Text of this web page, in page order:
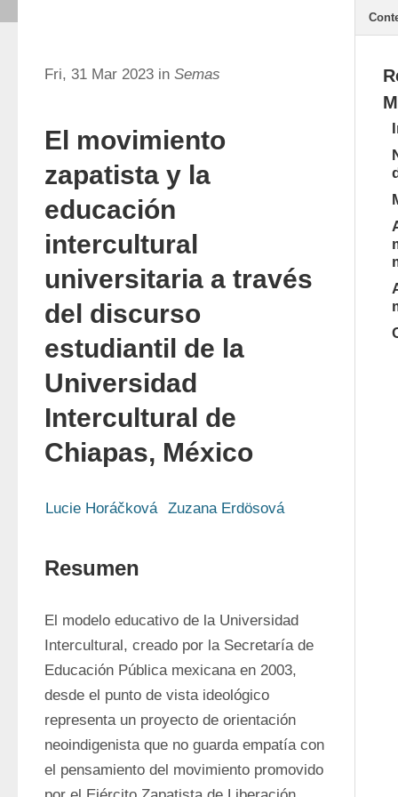
Fri, 31 Mar 2023 in Semas
El movimiento
zapatista y la
educación
intercultural
universitaria a través
del discurso
estudiantil de la
Universidad
Intercultural de
Chiapas, México
Lucie Horáčková Zuzana Erdösová
Resumen
El modelo educativo de la Universidad
Intercultural, creado por la Secretaría de
Educación Pública mexicana en 2003,
desde el punto de vista ideológico
representa un proyecto de orientación
neoindigenista que no guarda empatía con
el pensamiento del movimiento promovido